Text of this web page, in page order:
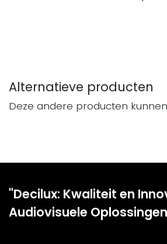
Alternatieve producten
Deze andere producten
"Decilux: Kwaliteit en
Audiovisuele